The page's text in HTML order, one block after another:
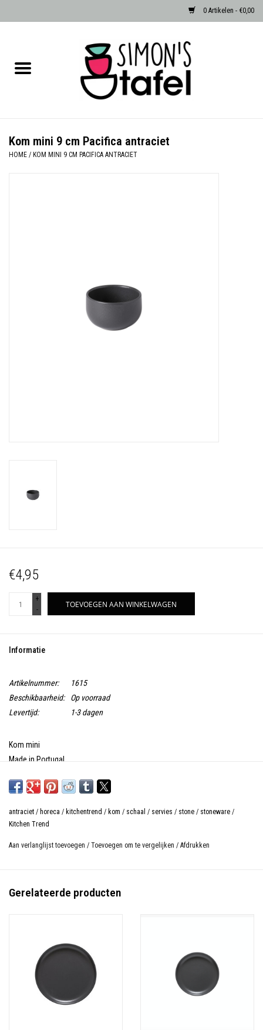
0 Artikelen - €0,00
Albast waxinehouders van Zenza
Kom mini 9 cm Pacifica antraciet
HOME / KOM MINI 9 CM PACIFICA ANTRACIET
€4,95
+
-
TOEVOEGEN AAN WINKELWAGEN
Informatie
Artikelnummer:
1615
Beschikbaarheid:
Op voorraad
Levertijd:
1-3 dagen
Kom mini
Made in Portugal
Besteleenheid: 1
Hoogte: 5,7 cm
Materiaal: Stoneware
antraciet / horeca / kitchentrend / kom / schaal / servies / stone / stoneware /
Kitchen Trend
Aan verlanglijst toevoegen / Toevoegen om te vergelijken / Afdrukken
Gerelateerde producten